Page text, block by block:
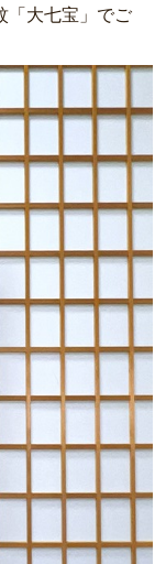
「大七宝」でご